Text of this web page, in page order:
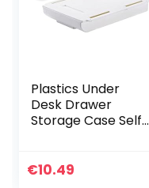
Plastics Under
Desk Drawer
Storage Case Self-
Organizing with
€10.49